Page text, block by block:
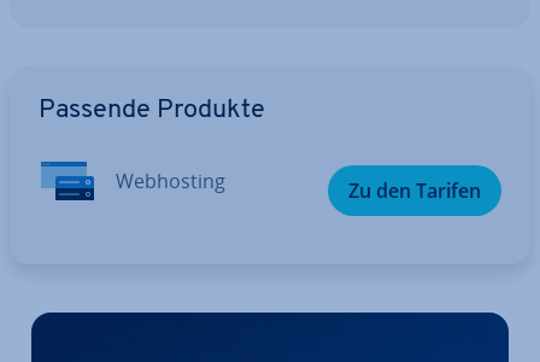
Passende Produkte
Web­hos­ting Zu den Tarifen